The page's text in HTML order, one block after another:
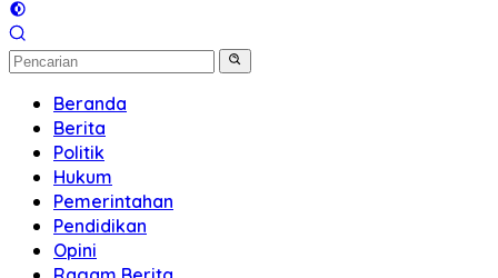
Beranda
Berita
Politik
Hukum
Pemerintahan
Pendidikan
Opini